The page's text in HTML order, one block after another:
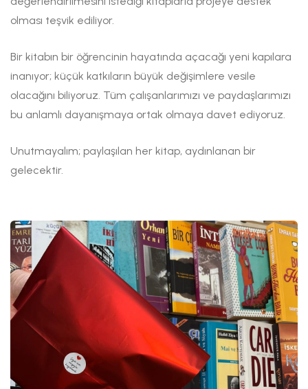
olması teşvik ediliyor.
Bir kitabın bir öğrencinin hayatında açacağı yeni kapılara
inanıyor; küçük katkıların büyük değişimlere vesile
olacağını biliyoruz. Tüm çalışanlarımızı ve paydaşlarımızı
bu anlamlı dayanışmaya ortak olmaya davet ediyoruz.
Unutmayalım; paylaşılan her kitap, aydınlanan bir
gelecektir.